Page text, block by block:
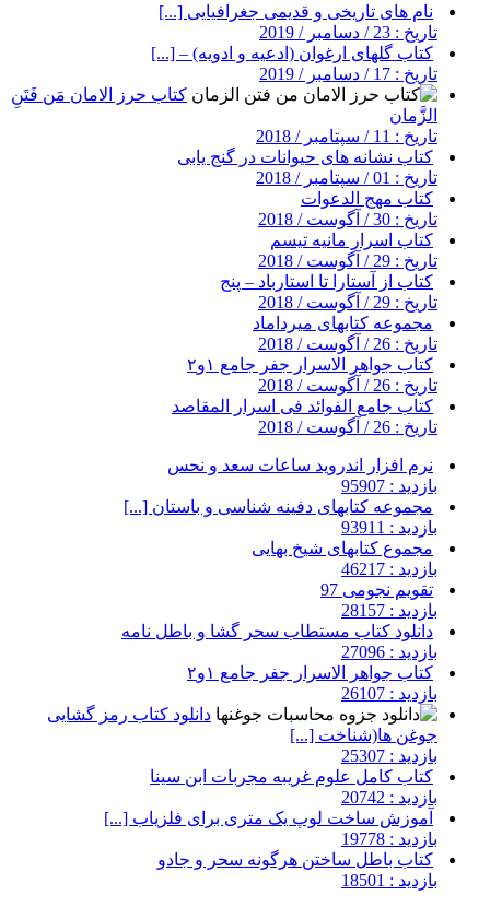
نام های تاریخی و قدیمی جغرافیایی [...]
تاریخ : 23 / دسامبر / 2019
کتاب گلهای ارغوان (ادعیه و ادویه) – [...]
تاریخ : 17 / دسامبر / 2019
کتاب حرز الامان مَن فَتَنِ
الزَّمان
تاریخ : 11 / سپتامبر / 2018
کتاب نشانه های حیوانات در گنج یابی
تاریخ : 01 / سپتامبر / 2018
کتاب مهج الدعوات
تاریخ : 30 / آگوست / 2018
کتاب اسرار مانیه تیسم
تاریخ : 29 / آگوست / 2018
کتاب از آستارا تا استارباد – پنج
تاریخ : 29 / آگوست / 2018
مجموعه کتابهای میرداماد
تاریخ : 26 / آگوست / 2018
کتاب جواهر الاسرار جفر جامع ۱و۲
تاریخ : 26 / آگوست / 2018
کتاب جامع الفوائد فی اسرار المقاصد
تاریخ : 26 / آگوست / 2018
نرم افزار اندروید ساعات سعد و نحس
بازدید : 95907
مجموعه کتابهای دفینه شناسی و باستان [...]
بازدید : 93911
مجموع کتابهای شیخ بهایی
بازدید : 46217
تقویم نجومی 97
بازدید : 28157
دانلود کتاب مستطاب سحر گشا و باطل نامه
بازدید : 27096
کتاب جواهر الاسرار جفر جامع ۱و۲
بازدید : 26107
دانلود کتاب رمز گشایی
جوغن ها(شناخت [...]
بازدید : 25307
کتاب کامل علوم غریبه مجربات ابن سینا
بازدید : 20742
آموزش ساخت لوپ یک متری برای فلزیاب [...]
بازدید : 19778
کتاب باطل ساختن هرگونه سحر و جادو
بازدید : 18501